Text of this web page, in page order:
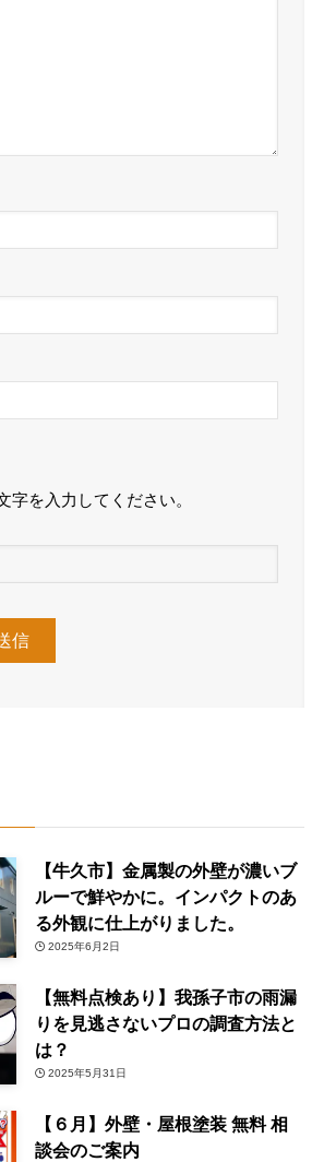
字を入力してください。
【牛久市】金属製の外壁が濃いブ
ルーで鮮やかに。インパクトのあ
る外観に仕上がりました。
2025年6月2日
【無料点検あり】我孫子市の雨漏
りを見逃さないプロの調査方法と
は？
2025年5月31日
【６月】外壁・屋根塗装 無料 相
談会のご案内